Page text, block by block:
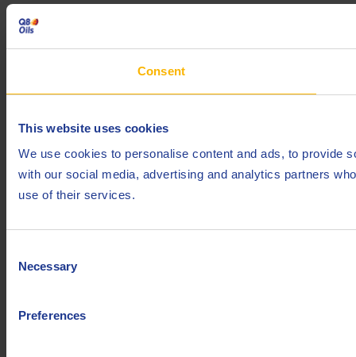
Consent
This website uses cookies
We use cookies to personalise content and ads, to provide
with our social media, advertising and analytics partners
use of their services.
Selection
Necessary
Preferences